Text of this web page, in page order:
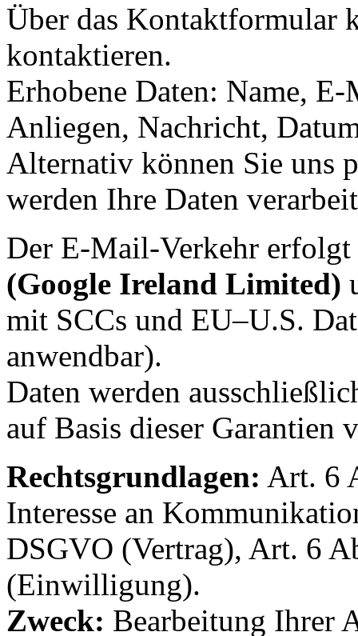
Über das Kontaktformular
kontaktieren.
Erhobene Daten: Name,
Anliegen, Nachricht,
Alternativ können Sie uns
werden Ihre Daten
Der E-Mail-Verkehr
(Google Ireland Limited)
mit SCCs und EU–U.S.
anwendbar).
Daten werden
auf Basis dieser Garantien
Rechtsgrundlagen: Art. 6
Interesse an
DSGVO (Vertrag), Art. 6
(Einwilligung).
Zweck: Bearbeitung Ihrer